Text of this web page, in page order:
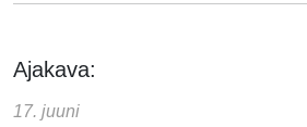
Ajakava:
17. juuni